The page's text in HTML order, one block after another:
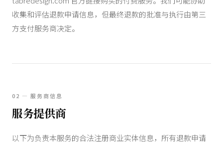
收集和评估退款申请信息，但最终退款的批准与执行由第三
方支付服务商决定。
02 — 服务商信息
服务提供商
以下为负责本服务的合法注册商业实体信息，所有退款申请